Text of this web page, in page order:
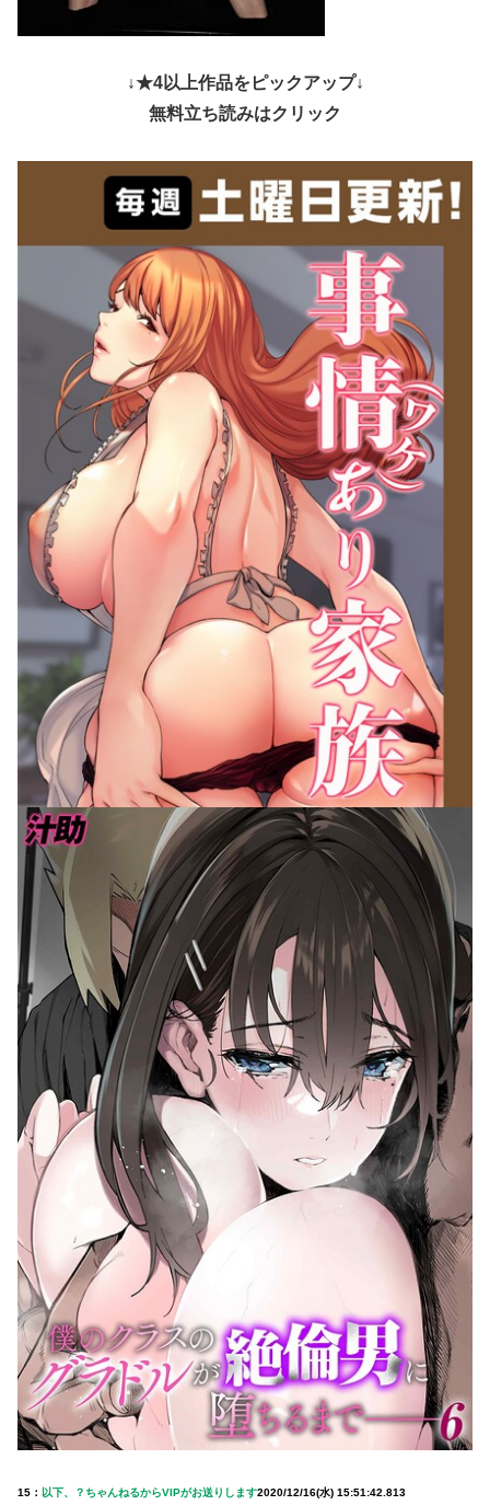
↓★4以上作品をピックアップ↓
無料立ち読みはクリック
15： 以下、？ちゃんねるからVIPがお送りします2020/12/16(水) 15:51:42.813